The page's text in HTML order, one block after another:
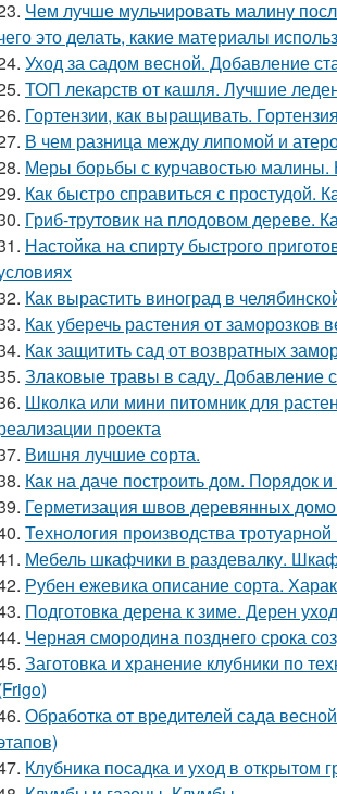
Чем лучше мульчировать малину
это делать, какие материалы
Уход за садом весной. Добавление
ТОП лекарств от кашля. Лучшие
Гортензии, как выращивать.
В чем разница между липомой и
Меры борьбы с курчавостью малины.
Как быстро справиться с простудой.
Гриб-трутовик на плодовом дереве.
Настойка на спирту быстрого
Как вырастить виноград в
Как уберечь растения от заморозков
Как защитить сад от возвратных
Злаковые травы в саду. Добавление
Школка или мини питомник для
проекта
Вишня лучшие сорта.
Как на даче построить дом. Порядок
Герметизация швов деревянных
Технология производства
Мебель шкафчики в раздевалку.
Рубен ежевика описание сорта.
Подготовка дерена к зиме. Дерен
Черная смородина позднего срока
Заготовка и хранение клубники по
Обработка от вредителей сада
Клубника посадка и уход в открытом